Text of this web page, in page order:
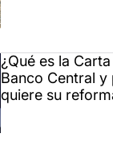
¿Qué es la
Banco Central y
quiere su